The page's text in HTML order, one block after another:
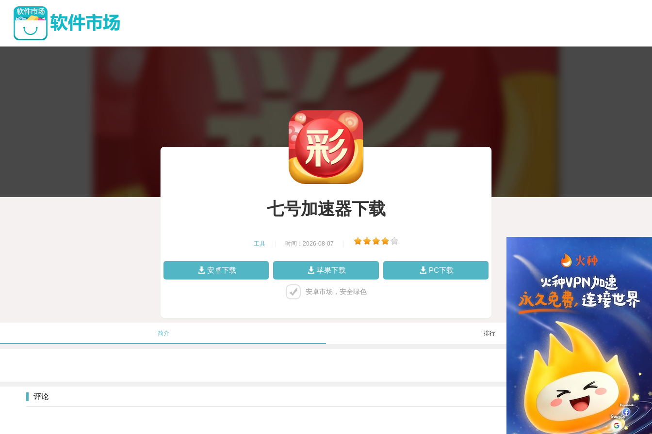
七号加速器下载
工具 时间：2026-08-07
安卓下载 苹果下载 PC下载
安卓市场，安全绿色
简介 排行
评论